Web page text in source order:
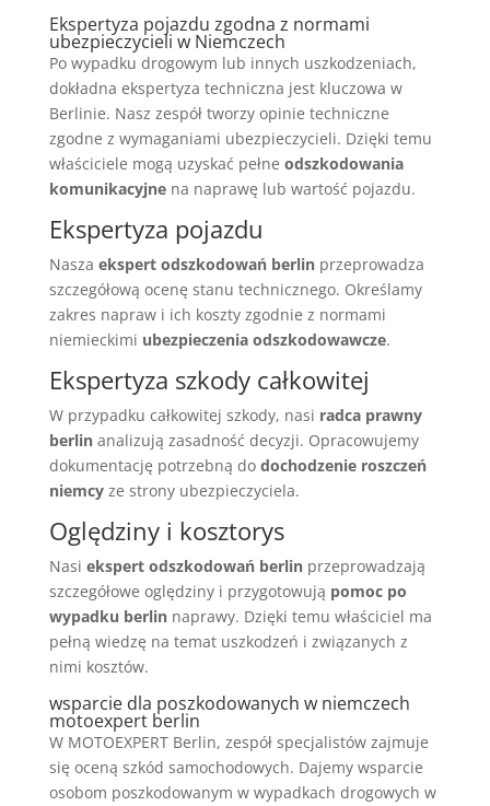
Ekspertyza pojazdu zgodna z normami
ubezpieczycieli w Niemczech
Po wypadku drogowym lub innych uszkodzeniach,
dokładna ekspertyza techniczna jest kluczowa w
Berlinie. Nasz zespół tworzy opinie techniczne
zgodne z wymaganiami ubezpieczycieli. Dzięki temu
właściciele mogą uzyskać pełne odszkodowania
komunikacyjnena naprawę lub wartość pojazdu.
Ekspertyza pojazdu
Nasza ekspert odszkodowań berlinprzeprowadza
szczegółową ocenę stanu technicznego. Określamy
zakres napraw i ich koszty zgodnie z normami
niemieckimi ubezpieczenia odszkodowawcze.
Ekspertyza szkody całkowitej
W przypadku całkowitej szkody, nasi radca prawny
berlinanalizują zasadność decyzji. Opracowujemy
dokumentację potrzebną do dochodzenie roszczeń
niemcyze strony ubezpieczyciela.
Oględziny i kosztorys
Nasi ekspert odszkodowań berlinprzeprowadzają
szczegółowe oględziny i przygotowują pomoc po
wypadku berlinnaprawy. Dzięki temu właściciel ma
pełną wiedzę na temat uszkodzeń i związanych z
nimi kosztów.
wsparcie dla poszkodowanych w niemczech
motoexpert berlin
W MOTOEXPERT Berlin, zespół specjalistów zajmuje
się oceną szkód samochodowych. Dajemy wsparcie
osobom poszkodowanym w wypadkach drogowych w